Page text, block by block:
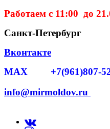
Работаем с 11:00 до
Санкт-Петербург
Вконтакте
MAX +7(961)807-
info@mirmoldov.ru